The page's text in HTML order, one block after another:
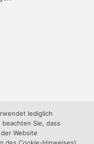
lediglich
Sie, dass
Website